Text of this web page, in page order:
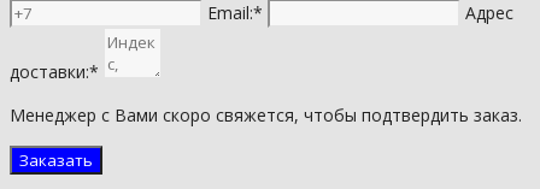
Email:*
Адрес
доставки:*
Менеджер с Вами скоро свяжется, чтобы подтвердить заказ.